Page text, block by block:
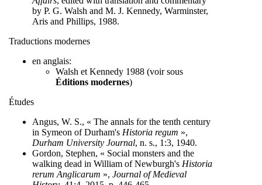
by P. G. Walsh and M. J. Kennedy, Warminster,
Aris and Phillips, 1988.
Traductions modernes
en anglais:
Walsh et Kennedy 1988 (voir sous
Éditions modernes)
Études
Angus, W. S., « The annals for the tenth century
in Symeon of Durham's Historia regum »,
Durham University Journal, n. s., 1:3, 1940.
Gordon, Stephen, « Social monsters and the
walking dead in William of Newburgh's Historia
rerum Anglicarum », Journal of Medieval